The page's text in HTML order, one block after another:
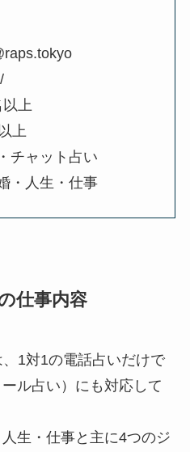
上
上
チャット占い
・人生・仕事
仕事内容
1対1の電話占いだけで
ル占い）にも対応して
生・仕事と主に4つのジ